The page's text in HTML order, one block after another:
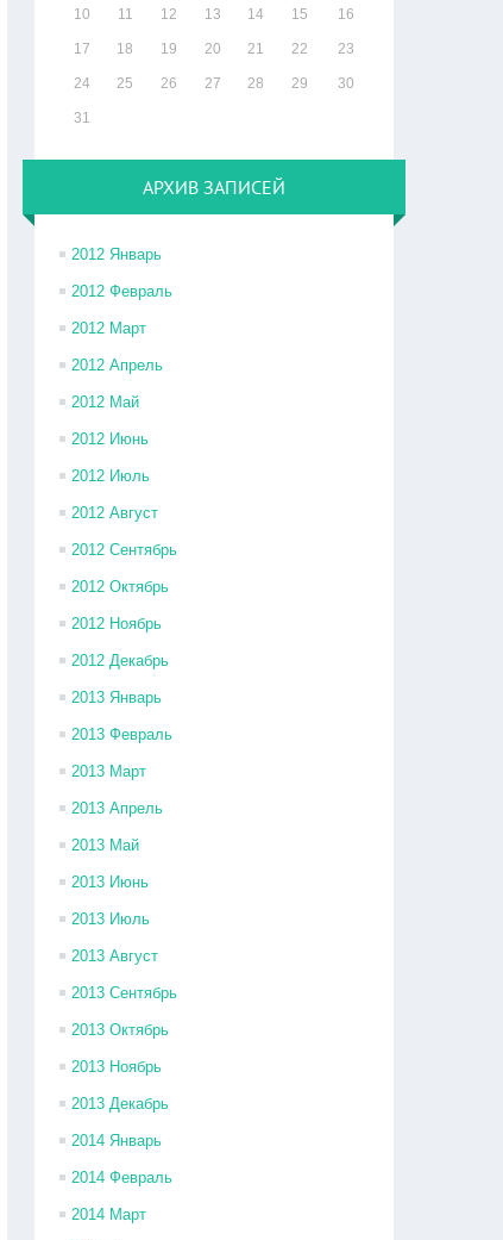
10 11 12 13 14 15 16
17 18 19 20 21 22 23
24 25 26 27 28 29 30
31
АРХИВ ЗАПИСЕЙ
2012 Январь
2012 Февраль
2012 Март
2012 Апрель
2012 Май
2012 Июнь
2012 Июль
2012 Август
2012 Сентябрь
2012 Октябрь
2012 Ноябрь
2012 Декабрь
2013 Январь
2013 Февраль
2013 Март
2013 Апрель
2013 Май
2013 Июнь
2013 Июль
2013 Август
2013 Сентябрь
2013 Октябрь
2013 Ноябрь
2013 Декабрь
2014 Январь
2014 Февраль
2014 Март